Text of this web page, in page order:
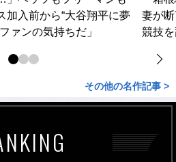
加入前から“大谷翔平に夢
ァンの気持ちだ」
妻が
競技
その他の名作記事 >